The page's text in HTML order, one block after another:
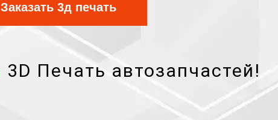
Заказать 3д печать
3D Печать автозапчастей!